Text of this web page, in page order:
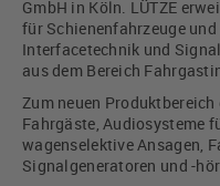
GmbH in Köln. LÜTZE
für Schienenfahrzeuge
Interfacetechnik und
aus dem Bereich
Zum neuen
Fahrgäste, Audiosysteme
wagenselektive Ansagen,
Signalgeneratoren und -